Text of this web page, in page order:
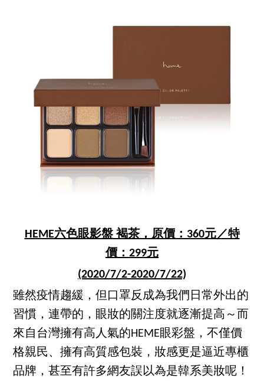
HEME六色眼影盤 褐茶，原價：360元／特
價：299元
(2020/7/2-2020/7/22)
雖然疫情趨緩，但口罩反成為我們日常外出的
習慣，連帶的，眼妝的關注度就逐漸提高～而
來自台灣擁有高人氣的HEME眼彩盤，不僅價
格親民、擁有高質感包裝，妝感更是逼近專櫃
品牌，甚至有許多網友誤以為是韓系美妝呢！